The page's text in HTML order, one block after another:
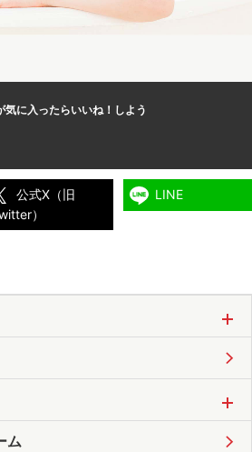
気に入ったらいいね！しよう
公式X（旧
）
LINE
ム